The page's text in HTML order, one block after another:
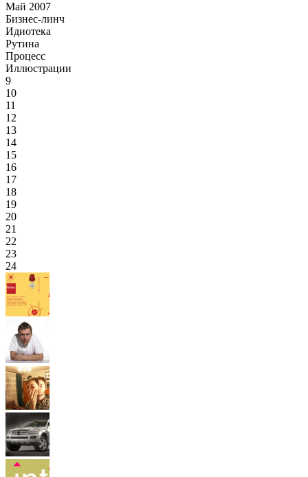
Май 2007
Бизнес-линч
Идиотека
Рутина
Процесс
Иллюстрации
9
10
11
12
13
14
15
16
17
18
19
20
21
22
23
24